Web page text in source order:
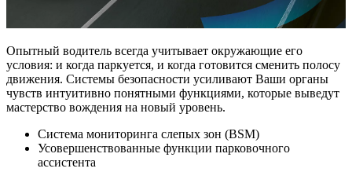
Опытный водитель всегда учитывает окружающие его
условия: и когда паркуется, и когда готовится сменить полосу
движения. Системы безопасности усиливают Ваши органы
чувств интуитивно понятными функциями, которые выведут
мастерство вождения на новый уровень.
Система мониторинга слепых зон (BSM)
Усовершенствованные функции парковочного
ассистента